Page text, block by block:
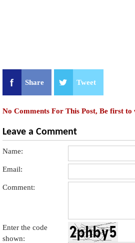
Share Tweet
No Comments For This Post, Be first
Leave a Comment
Name:
Email:
Comment:
Enter the code
shown: